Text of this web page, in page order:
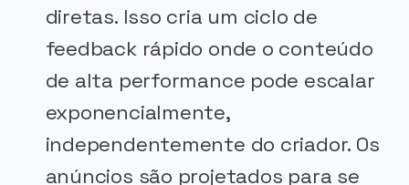
diretas. Isso cria um ciclo de
feedback rápido onde o conteúdo
de alta performance pode escalar
exponencialmente,
independentemente do criador. Os
anúncios são projetados para se